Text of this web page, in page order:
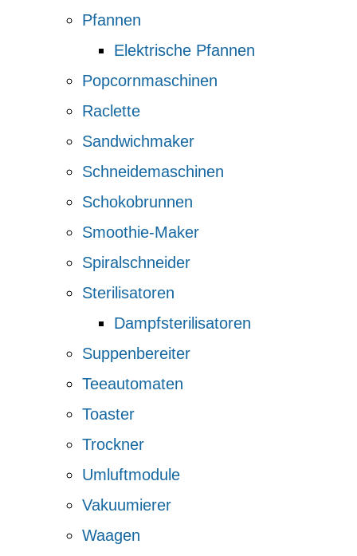
Pfannen
Elektrische Pfannen
Popcornmaschinen
Raclette
Sandwichmaker
Schneidemaschinen
Schokobrunnen
Smoothie-Maker
Spiralschneider
Sterilisatoren
Dampfsterilisatoren
Suppenbereiter
Teeautomaten
Toaster
Trockner
Umluftmodule
Vakuumierer
Waagen